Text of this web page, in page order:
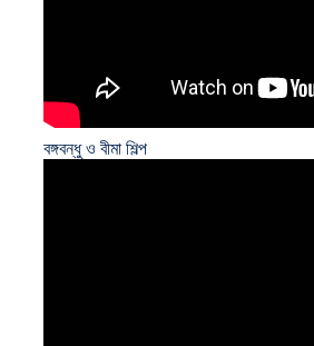
বঙ্গবন্ধু ও বীমা শিল্প